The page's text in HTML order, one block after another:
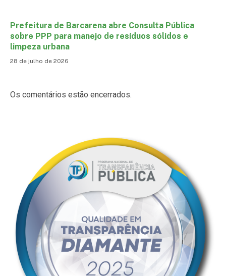
Prefeitura de Barcarena abre Consulta Pública
sobre PPP para manejo de resíduos sólidos e
limpeza urbana
28 de julho de 2026
Os comentários estão encerrados.